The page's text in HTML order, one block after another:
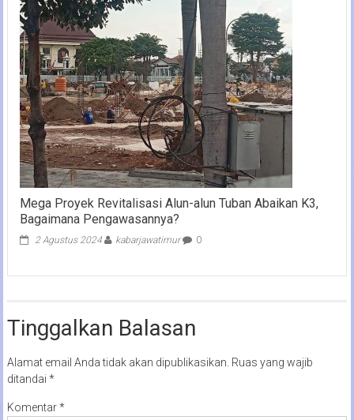
Mega Proyek Revitalisasi Alun-alun Tuban Abaikan K3,
Bagaimana Pengawasannya?
2 Agustus 2024 kabarjawatimur 0
Tinggalkan Balasan
Alamat email Anda tidak akan dipublikasikan. Ruas yang wajib
ditandai *
Komentar*